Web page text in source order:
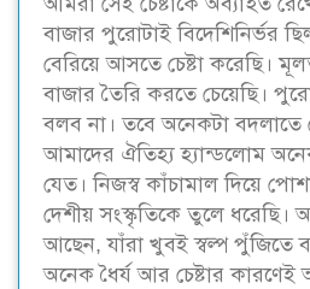
বাজার পুরোটাই বিদেশিনির্ভর
বেরিয়ে আসতে চেষ্টা করেছি।
বাজার তৈরি করতে চেয়েছি।
বলব না। তবে অনেকটা বদলাতে
আমাদের ঐতিহ্য হ্যান্ডলোম
যেত। নিজস্ব কাঁচামাল দিয়ে
দেশীয় সংস্কৃতিকে তুলে
আছেন, যাঁরা খুবই স্বল্প পুঁজিতে
অনেক ধৈর্য আর চেষ্টার